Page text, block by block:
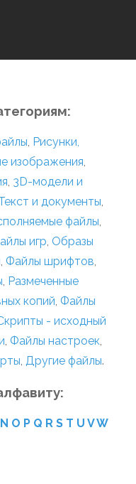
, Рисунки,
изображения,
, 3D-модели и
и документы,
файлы,
игр, Образы
, Файлы шрифтов,
, Размеченные
копий, Файлы
- исходный
, Файлы настроек,
, Другие файлы.
N O P Q R S T U VW